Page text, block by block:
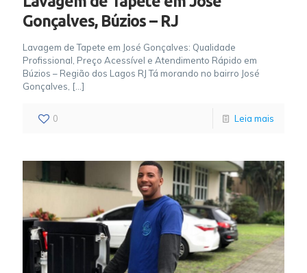
Gonçalves, Búzios – RJ
Lavagem de Tapete em José Gonçalves: Qualidade
Profissional, Preço Acessível e Atendimento Rápido em
Búzios – Região dos Lagos RJ Tá morando no bairro José
Gonçalves, […]
0 Leia mais